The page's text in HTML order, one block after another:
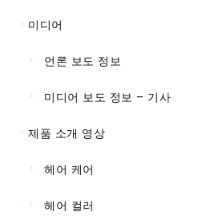
미디어
언론 보도 정보
미디어 보도 정보 – 기사
제품 소개 영상
헤어 케어
헤어 컬러